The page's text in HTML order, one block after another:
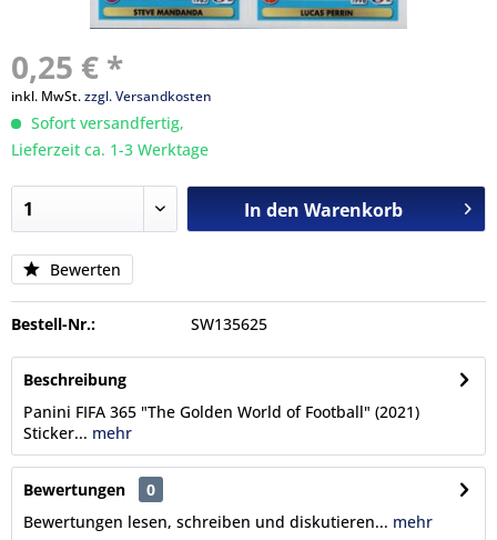
0,25 € *
inkl. MwSt.zzgl. Versandkosten
Sofort versandfertig,
Lieferzeit ca. 1-3 Werktage
In den Warenkorb
Bewerten
Bestell-Nr.: SW135625
Beschreibung
Panini FIFA 365 "The Golden World of Football" (2021)
Sticker... mehr
Bewertungen
0
Bewertungen lesen, schreiben und diskutieren... mehr